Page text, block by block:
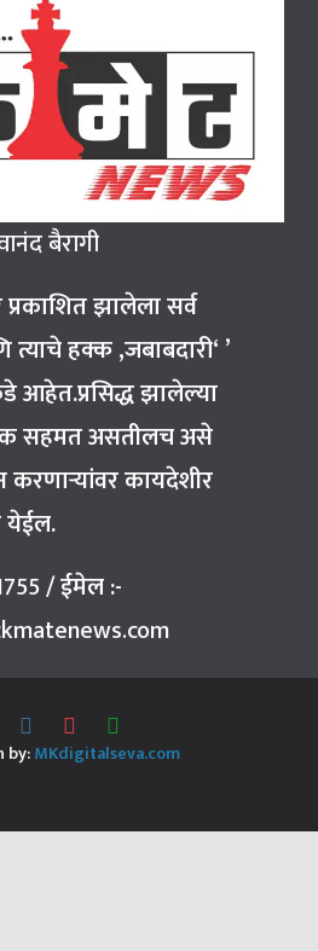
बैरागी
झालेला सर्व
हक्क ,जबाबदारी‘ ’
झालेल्या
सहमत असतीलच असे
करणाऱ्यांवर कायदेशीर
येईल.
/ईमेल :-
by:MKdigitalseva.com